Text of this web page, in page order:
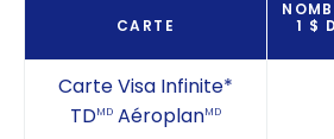
CARTE
1 $
Carte Visa Infinite*
TDMD AéroplanMD